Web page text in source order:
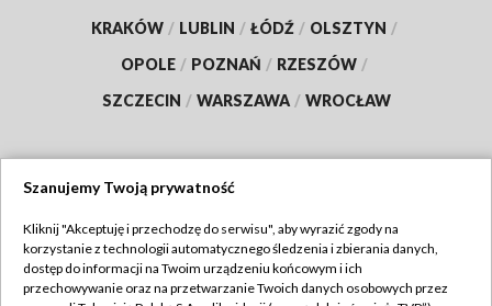
KRAKÓW / LUBLIN / ŁÓDŹ / OLSZTYN /
OPOLE / POZNAŃ / RZESZÓW /
SZCZECIN / WARSZAWA / WROCŁAW
TVP
Abonament TVP
Regulamin TVP
Szanujemy Twoją prywatność
Kliknij "Akceptuję i przechodzę do serwisu", aby wyrazić zgody na
korzystanie z technologii automatycznego śledzenia i zbierania danych,
dostęp do informacji na Twoim urządzeniu końcowym i ich
przechowywanie oraz na przetwarzanie Twoich danych osobowych przez